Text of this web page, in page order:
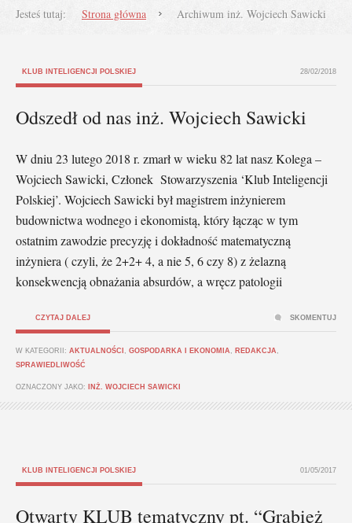
Jesteś tutaj: Strona główna Archiwum inż. Wojciech Sawicki
KLUB INTELIGENCJI POLSKIEJ 28/02/2018
Odszedł od nas inż. Wojciech Sawicki
W dniu 23 lutego 2018 r. zmarł w wieku 82 lat nasz Kolega –
Wojciech Sawicki, Członek Stowarzyszenia ‘Klub Inteligencji
Polskiej’. Wojciech Sawicki był magistrem inżynierem
budownictwa wodnego i ekonomistą, który łącząc w tym
ostatnim zawodzie precyzję i dokładność matematyczną
inżyniera ( czyli, że 2+2+ 4, a nie 5, 6 czy 8) z żelazną
konsekwencją obnażania absurdów, a wręcz patologii
CZYTAJ DALEJ
W KATEGORII: AKTUALNOŚCI GOSPODARKA I EKONOMIA REDAKCJA
SPRAWIEDLIWOŚĆ
OZNACZONY JAKO: INŻ. WOJCIECH SAWICKI
SKOMENTUJ
KLUB INTELIGENCJI POLSKIEJ 01/05/2017
Otwarty KLUB tematyczny pt. “Grabież